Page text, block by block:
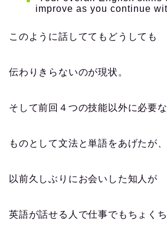
improve as you continue
このように話しててもどうしても
伝わりきらないのが現状。
そして前回４つの技能以外に必要な
ものとして文法と単語をあげたが、
以前久しぶりにお会いした知人が
英語が話せる人で仕事でもちょくち